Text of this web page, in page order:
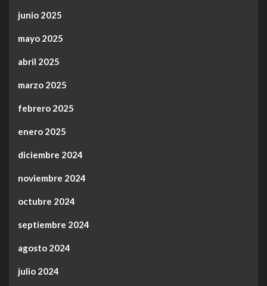
junio 2025
mayo 2025
abril 2025
marzo 2025
febrero 2025
enero 2025
diciembre 2024
noviembre 2024
octubre 2024
septiembre 2024
agosto 2024
julio 2024